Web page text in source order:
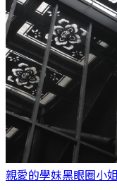
親愛的學妹黑眼圈小姐